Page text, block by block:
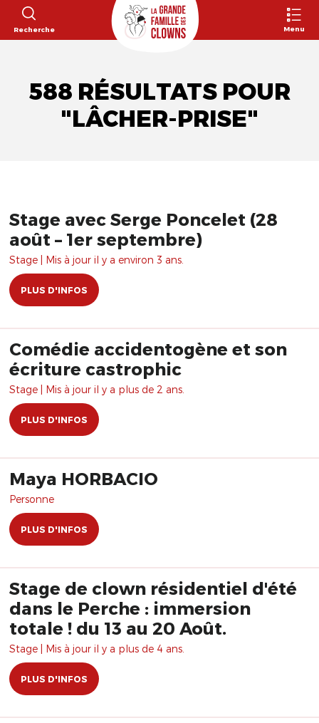
Recherche Menu
588 RÉSULTATS POUR
"LÂCHER-PRISE"
Stage avec Serge Poncelet (28
août – 1er septembre)
Stage | Mis à jour il y a environ 3 ans.
PLUS D'INFOS
Comédie accidentogène et son
écriture castrophic
Stage | Mis à jour il y a plus de 2 ans.
PLUS D'INFOS
Maya HORBACIO
Personne
PLUS D'INFOS
Stage de clown résidentiel d'été
dans le Perche : immersion
totale ! du 13 au 20 Août.
Stage | Mis à jour il y a plus de 4 ans.
PLUS D'INFOS